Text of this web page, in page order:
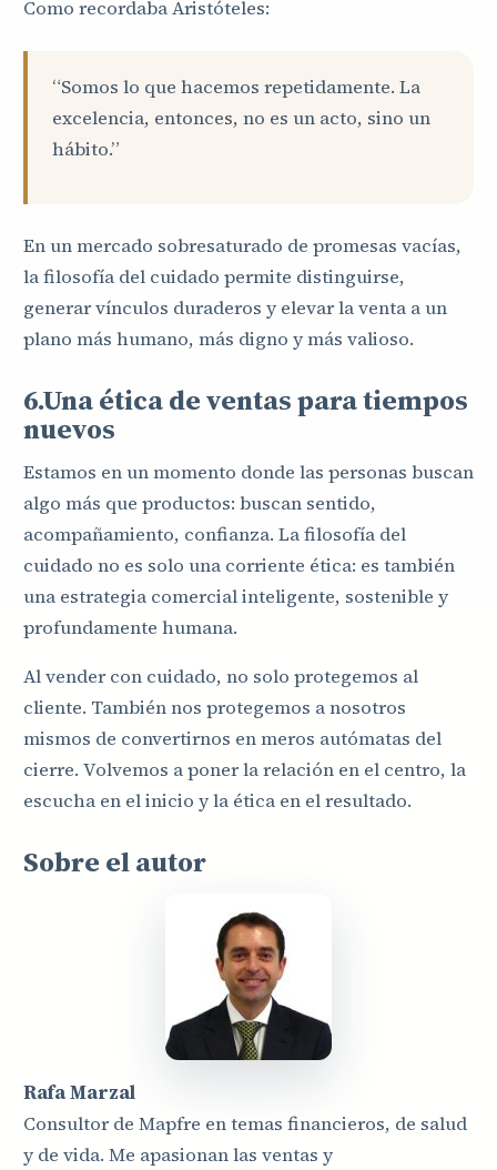
Como recordaba Aristóteles:
“Somos lo que hacemos repetidamente. La
excelencia, entonces, no es un acto, sino un
hábito.”
En un mercado sobresaturado de promesas vacías,
la filosofía del cuidado permite distinguirse,
generar vínculos duraderos y elevar la venta a un
plano más humano, más digno y más valioso.
6.Una ética de ventas para tiempos
nuevos
Estamos en un momento donde las personas buscan
algo más que productos: buscan sentido,
acompañamiento, confianza. La filosofía del
cuidado no es solo una corriente ética: es también
una estrategia comercial inteligente, sostenible y
profundamente humana.
Al vender con cuidado, no solo protegemos al
cliente. También nos protegemos a nosotros
mismos de convertirnos en meros autómatas del
cierre. Volvemos a poner la relación en el centro, la
escucha en el inicio y la ética en el resultado.
Sobre el autor
Rafa Marzal
Consultor de Mapfre en temas financieros, de salud
y de vida. Me apasionan las ventas y